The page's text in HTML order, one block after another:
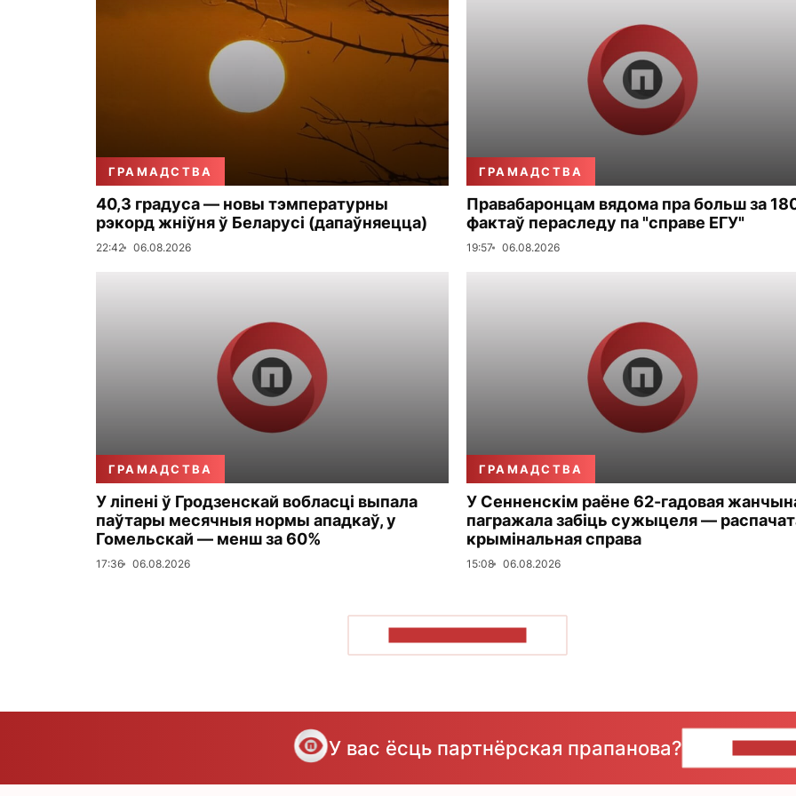
ГРАМАДСТВА
40,3 градуса — новы тэмпературны
рэкорд жніўня ў Беларусі (дапаўняецца)
22:42 06.08.2026
ГРАМАДСТВА
Правабаронцам вядома пра больш за
фактаў пераследу па "справе ЕГУ"
19:57 06.08.2026
ГРАМАДСТВА
У ліпені ў Гродзенскай вобласці выпала
паўтары месячныя нормы ападкаў, у
Гомельскай — менш за 60%
17:36 06.08.2026
ГРАМАДСТВА
У Сенненскім раёне 62-гадовая
пагражала забіць сужыцеля —
крымінальная справа
15:08 06.08.2026
У вас ёсць партнёрская прапанова?